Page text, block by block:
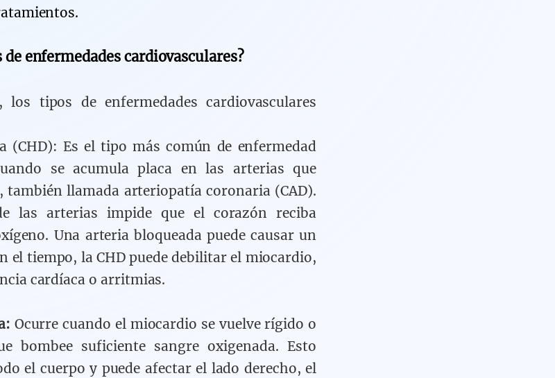
enfermedades cardiovasculares?
los tipos de enfermedades cardiovasculares
(CHD): Es el tipo más común de enfermedad
se acumula placa en las arterias que
también llamada arteriopatía coronaria (CAD).
las arterias impide que el corazón reciba
Una arteria bloqueada puede causar un
el tiempo, la CHD puede debilitar el miocardio,
cardíaca o arritmias.
Ocurre cuando el miocardio se vuelve rígido o
bombee suficiente sangre oxigenada. Esto
el cuerpo y puede afectar el lado derecho, el